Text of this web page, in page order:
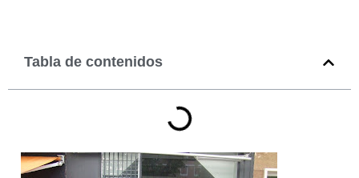
Tabla de contenidos